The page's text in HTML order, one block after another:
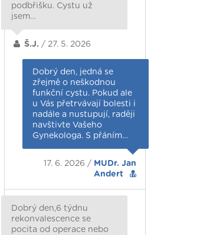
podbřišku. Cystu už
jsem…
Š.J. / 27. 5. 2026
Dobrý den, jedná se
zřejmě o neškodnou
funkční cystu. Pokud ale
u Vás přetrvávají bolesti i
nadále a nustupují, raději
navštivte Vašeho
Gynekologa. S přáním…
17. 6. 2026 / MUDr. Jan
Andert
Dobrý den,6 týdnu
rekonvalescence se
pocita od operace nebo